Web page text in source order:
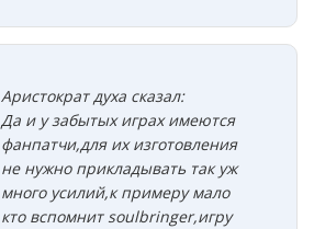
Аристократ духа сказал:
Да и у забытых играх имеются
фанпатчи,для их изготовления
не нужно прикладывать так уж
много усилий,к примеру мало
кто вспомнит soulbringer,игру